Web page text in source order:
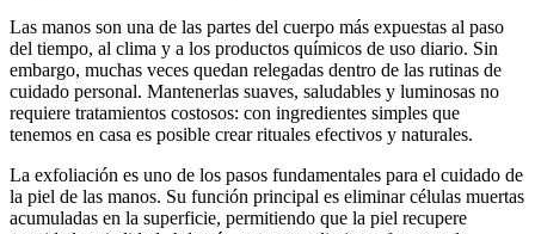
Las manos son una de las partes del cuerpo más expuestas al paso
del tiempo, al clima y a los productos químicos de uso diario. Sin
embargo, muchas veces quedan relegadas dentro de las rutinas de
cuidado personal. Mantenerlas suaves, saludables y luminosas no
requiere tratamientos costosos: con ingredientes simples que
tenemos en casa es posible crear rituales efectivos y naturales.
La exfoliación es uno de los pasos fundamentales para el cuidado de
la piel de las manos. Su función principal es eliminar células muertas
acumuladas en la superficie, permitiendo que la piel recupere